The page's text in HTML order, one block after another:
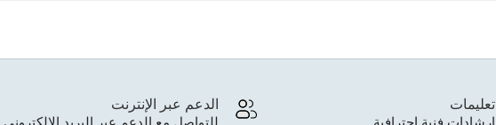
الدعم عبر الإنترنت تعليمات